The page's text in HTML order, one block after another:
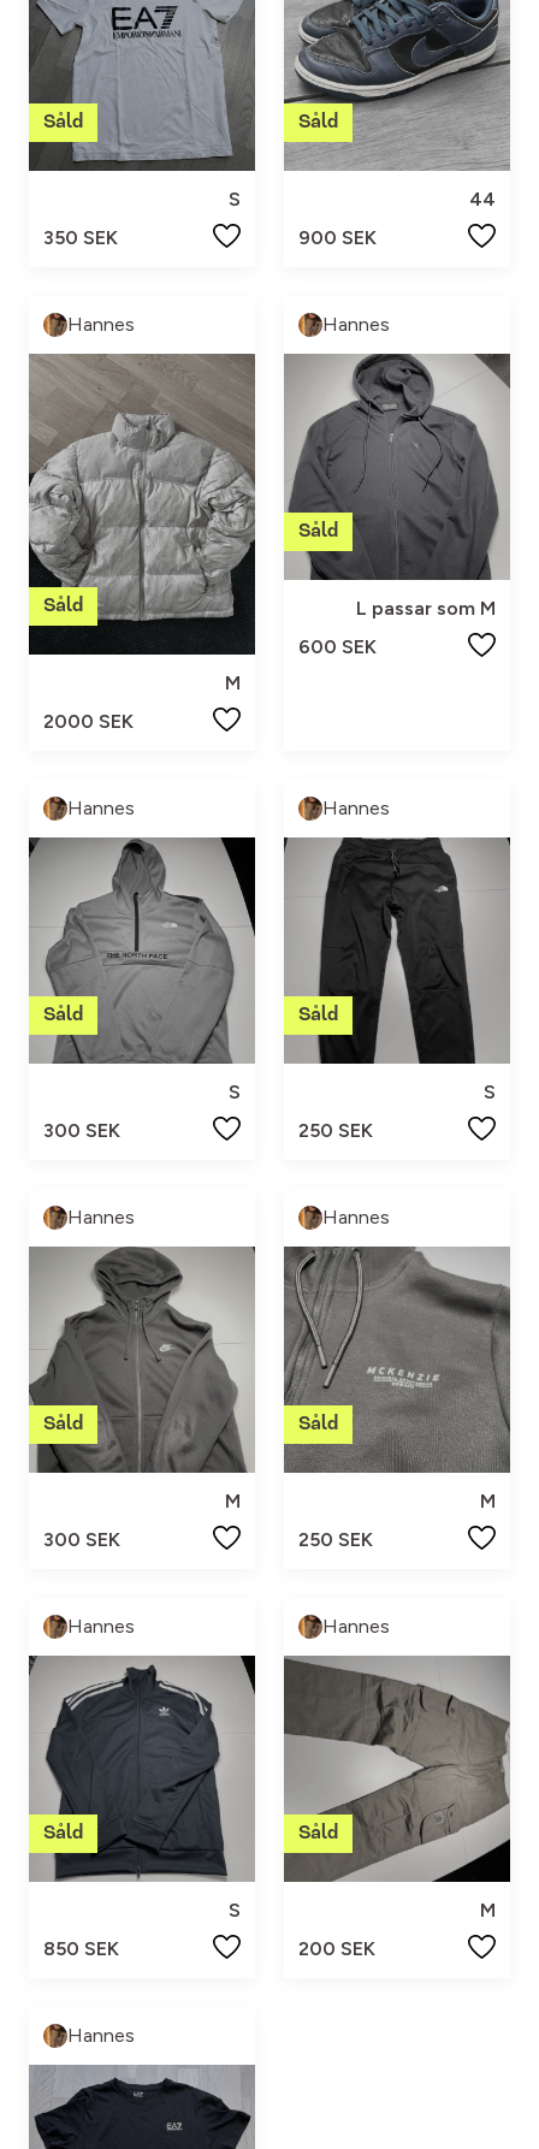
S
350 SEK
44
900 SEK
Hannes
M
2000 SEK
Hannes
L passar som M
600 SEK
Hannes
S
300 SEK
Hannes
S
250 SEK
Hannes
M
300 SEK
Hannes
M
250 SEK
Hannes
S
850 SEK
Hannes
M
200 SEK
Hannes